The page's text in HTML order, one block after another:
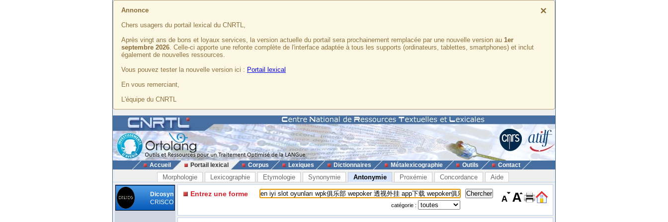
×
Annonce
Chers usagers du portail lexical du CNRTL,
Après vingt ans de bons et loyaux services, la version actuelle du portail sera prochainement remplacée par une nouvelle version au 1er
septembre 2026. Celle-ci apporte une refonte complète de l'interface adaptée à tous les supports (ordinateurs, tablettes, smartphones) et inclut
également de nouvelles ressources.
Vous pouvez tester la nouvelle version ici : Portail lexical
En vous remerciant,
L'équipe du CNRTL
Accueil Portail lexical Corpus Lexiques Dictionnaires Métalexicographie Outils Contact
Morphologie Lexicographie Etymologie Synonymie Antonymie Proxémie Concordance Aide
Dicosyn
CRISCO
Entrez une forme
catégorie :